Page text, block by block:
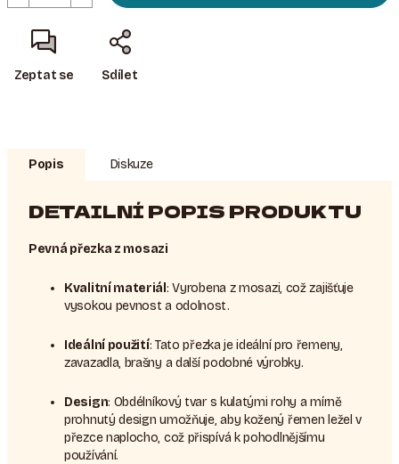
Zeptat se Sdílet
Popis Diskuze
DETAILNÍ POPIS PRODUKTU
Pevná přezka z mosazi
Kvalitní materiál : Vyrobena z mosazi, což zajišťuje
vysokou pevnost a odolnost.
Ideální použití: Tato přezka je ideální pro řemeny,
zavazadla, brašny a další podobné výrobky.
Design: Obdélníkový tvar s kulatými rohy a mírně
prohnutý design umožňuje, aby kožený řemen ležel v
přezce naplocho, což přispívá k pohodlnějšímu
používání.